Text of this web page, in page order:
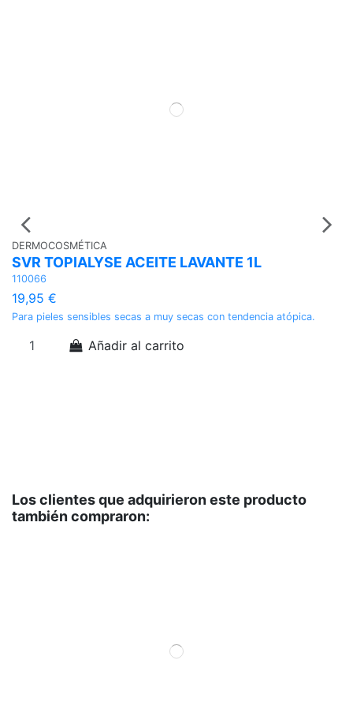
DERMOCOSMÉTICA
SVR TOPIALYSE ACEITE LAVANTE 1L
110066
19,95 €
Para pieles sensibles secas a muy secas con tendencia atópica.
Añadir al carrito
Los clientes que adquirieron este producto
también compraron: